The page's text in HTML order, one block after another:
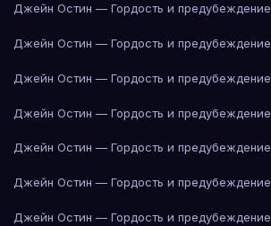
Джейн Остин — Гордость и предубеждение
Джейн Остин — Гордость и предубеждение
Джейн Остин — Гордость и предубеждение
Джейн Остин — Гордость и предубеждение
Джейн Остин — Гордость и предубеждение
Джейн Остин — Гордость и предубеждение
Джейн Остин — Гордость и предубеждение